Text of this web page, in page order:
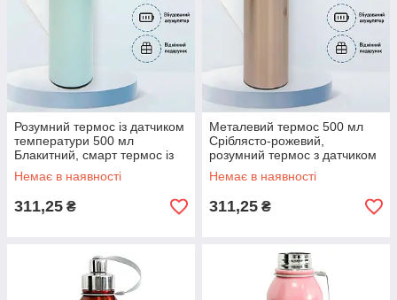
Розумний термос із датчиком
температури 500 мл
Блакитний, смарт термос із
термометром із нержавіючої
сталі
Немає в наявності
311,25 ₴
Металевий термос 500 мл
Сріблясто-рожевий,
розумний термос з датчиком
температури для кави/чаю
(умный термос)
Немає в наявності
311,25 ₴